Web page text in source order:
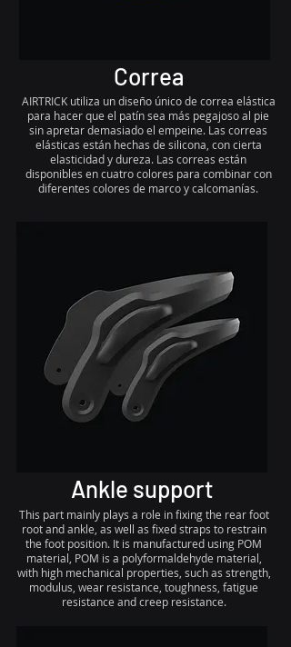
Correa
AIRTRICK utiliza un diseño único de correa elástica
para hacer que el patín sea más pegajoso al pie
sin apretar demasiado el empeine. Las correas
elásticas están hechas de silicona, con cierta
elasticidad y dureza. Las correas están
disponibles en cuatro colores para combinar con
diferentes colores de marco y calcomanías.
Ankle support
This part mainly plays a role in fixing the rear foot
root and ankle, as well as fixed straps to restrain
the foot position. It is manufactured using POM
material, POM is a polyformaldehyde material,
with high mechanical properties, such as strength,
modulus, wear resistance, toughness, fatigue
resistance and creep resistance.